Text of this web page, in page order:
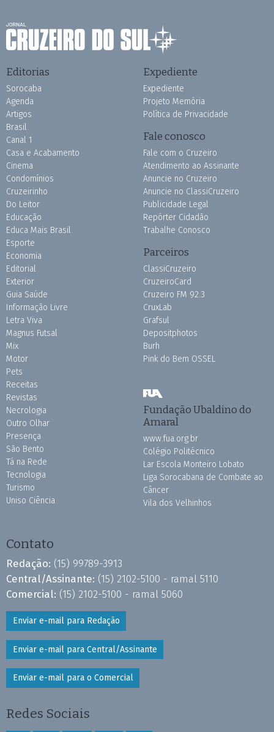
Editorias
Sorocaba
Agenda
Artigos
Brasil
Canal 1
Casa e Acabamento
Cinema
Condomínios
Cruzeirinho
Do Leitor
Educação
Educa Mais Brasil
Esporte
Economia
Editorial
Exterior
Guia Saúde
Informação Livre
Letra Viva
Magnus Futsal
Mix
Motor
Pets
Receitas
Revistas
Necrologia
Outro Olhar
Presença
São Bento
Tá na Rede
Tecnologia
Turismo
Uniso Ciência
Expediente
Expediente
Projeto Memória
Política de Privacidade
Fale conosco
Fale com o Cruzeiro
Atendimento ao Assinante
Anuncie no Cruzeiro
Anuncie no ClassiCruzeiro
Publicidade Legal
Repórter Cidadão
Trabalhe Conosco
Parceiros
ClassiCruzeiro
CruzeiroCard
Cruzeiro FM 92.3
CruxLab
Grafsul
Depositphotos
Burh
Pink do Bem OSSEL
Fundação Ubaldino do
Amaral
www.fua.org.br
Colégio Politécnico
Lar Escola Monteiro Lobato
Liga Sorocabana de Combate ao
Câncer
Vila dos Velhinhos
Contato
Redação: (15) 99789-3913
Central/Assinante: (15) 2102-5100 - ramal 5110
Comercial: (15) 2102-5100 - ramal 5060
Enviar e-mail para Redação
Enviar e-mail para Central/Assinante
Enviar e-mail para o Comercial
Redes Sociais